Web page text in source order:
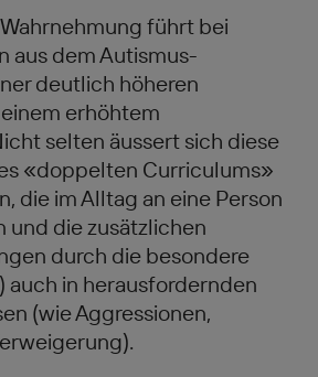
führt bei
aus dem Autismus-
deutlich höheren
erhöhtem
selten äussert sich diese
«doppelten Curriculums»
die im Alltag an eine Person
und die zusätzlichen
durch die besondere
auch in herausfordernden
(wie Aggressionen,